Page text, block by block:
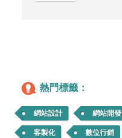
熱門標籤：
網站設計 網站開發
客製化
數位行銷